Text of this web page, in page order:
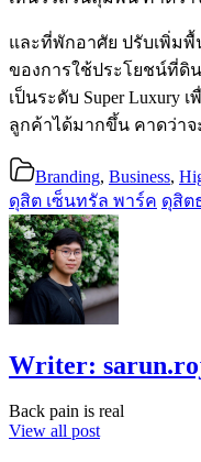
และที่พักอาศัย ปรับเพิ่มพื้
ของการใช้ประโยชน์ที่ดิ
เป็นระดับ Super Luxury
ลูกค้าได้มากขึ้น คาดว่าจ
Branding, Business,
ดุสิต เซ็นทรัล พาร์ค ดุสิต
Writer:
Back pain is real
View all post